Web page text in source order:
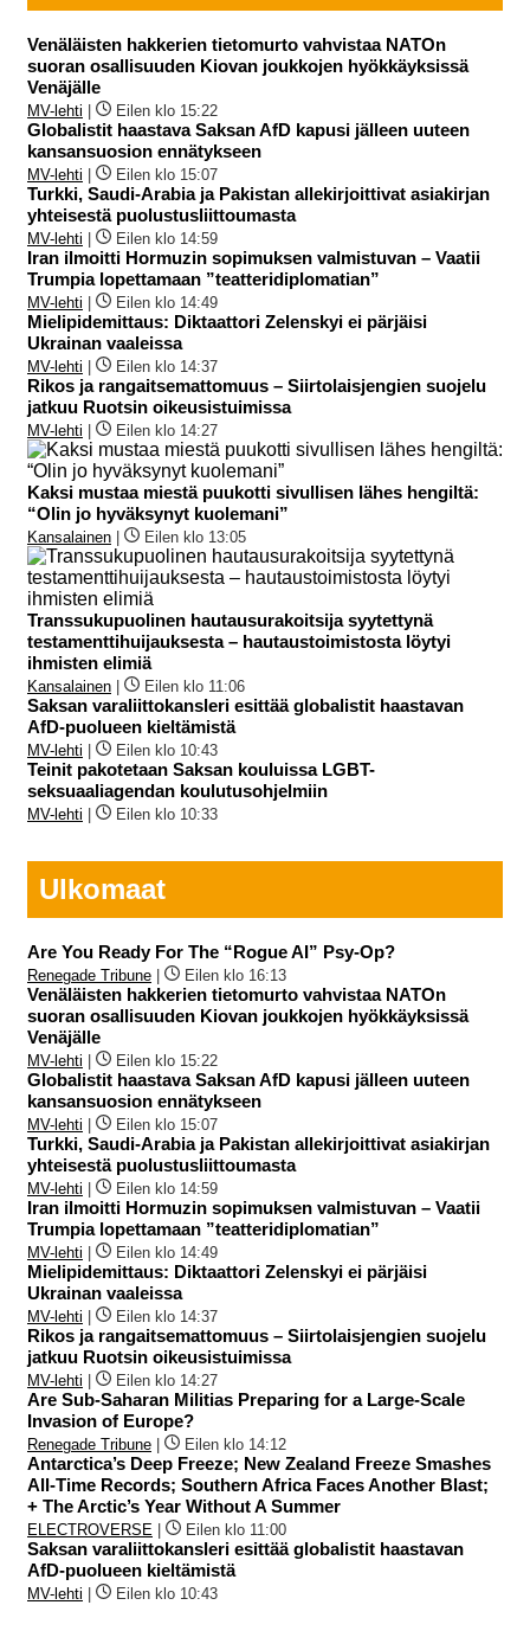
Venäläisten hakkerien tietomurto vahvistaa NATOn
suoran osallisuuden Kiovan joukkojen hyökkäyksissä
Venäjälle
MV-lehti Eilen klo 15:22
Globalistit haastava Saksan AfD kapusi jälleen uuteen
kansansuosion ennätykseen
MV-lehti Eilen klo 15:07
Turkki, Saudi-Arabia ja Pakistan allekirjoittivat asiakirjan
yhteisestä puolustusliittoumasta
MV-lehti Eilen klo 14:59
Iran ilmoitti Hormuzin sopimuksen valmistuvan – Vaatii
Trumpia lopettamaan ”teatteridiplomatian”
MV-lehti Eilen klo 14:49
Mielipidemittaus: Diktaattori Zelenskyi ei pärjäisi
Ukrainan vaaleissa
MV-lehti Eilen klo 14:37
Rikos ja rangaitsemattomuus – Siirtolaisjengien suojelu
jatkuu Ruotsin oikeusistuimissa
MV-lehti Eilen klo 14:27
Kaksi mustaa miestä puukotti sivullisen lähes hengiltä:
“Olin jo hyväksynyt kuolemani”
Kansalainen Eilen klo 13:05
Transsukupuolinen hautausurakoitsija syytettynä
testamenttihuijauksesta – hautaustoimistosta löytyi
ihmisten elimiä
Kansalainen Eilen klo 11:06
Saksan varaliittokansleri esittää globalistit haastavan
AfD-puolueen kieltämistä
MV-lehti Eilen klo 10:43
Teinit pakotetaan Saksan kouluissa LGBT-
seksuaaliagendan koulutusohjelmiin
MV-lehti Eilen klo 10:33
Ulkomaat
Are You Ready For The “Rogue AI” Psy-Op?
Renegade Tribune Eilen klo 16:13
Venäläisten hakkerien tietomurto vahvistaa NATOn
suoran osallisuuden Kiovan joukkojen hyökkäyksissä
Venäjälle
MV-lehti Eilen klo 15:22
Globalistit haastava Saksan AfD kapusi jälleen uuteen
kansansuosion ennätykseen
MV-lehti Eilen klo 15:07
Turkki, Saudi-Arabia ja Pakistan allekirjoittivat asiakirjan
yhteisestä puolustusliittoumasta
MV-lehti Eilen klo 14:59
Iran ilmoitti Hormuzin sopimuksen valmistuvan – Vaatii
Trumpia lopettamaan ”teatteridiplomatian”
MV-lehti Eilen klo 14:49
Mielipidemittaus: Diktaattori Zelenskyi ei pärjäisi
Ukrainan vaaleissa
MV-lehti Eilen klo 14:37
Rikos ja rangaitsemattomuus – Siirtolaisjengien suojelu
jatkuu Ruotsin oikeusistuimissa
MV-lehti Eilen klo 14:27
Are Sub-Saharan Militias Preparing for a Large-Scale
Invasion of Europe?
Renegade Tribune Eilen klo 14:12
Antarctica’s Deep Freeze; New Zealand Freeze Smashes
All-Time Records; Southern Africa Faces Another Blast;
+ The Arctic’s Year Without A Summer
ELECTROVERSE Eilen klo 11:00
Saksan varaliittokansleri esittää globalistit haastavan
AfD-puolueen kieltämistä
MV-lehti Eilen klo 10:43